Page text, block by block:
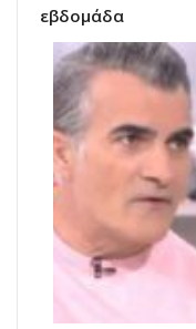
εβδομάδα